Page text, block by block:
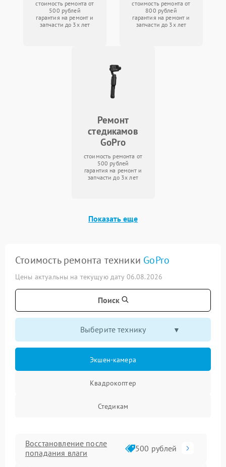
стоимость ремонта от
500 рублей
гарантия на ремонт и
запчасти до 3х лет
стоимость ремонта от
800 рублей
гарантия на ремонт и
запчасти до 3х лет
Ремонт
стедикамов
GoPro
стоимость ремонта от
500 рублей
гарантия на ремонт и
запчасти до 3х лет
Показать еще
Стоимость ремонта техники GoPro
Цены актуальны на текущую дату 06.08.2026
Поиск
Выберите технику
Экшен-камера
Квадрокоптер
Стедикам
Восстановление после
попадания влаги
500 рублей